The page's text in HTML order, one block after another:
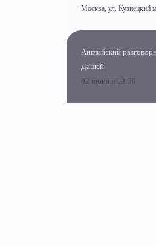
Москва, ул. Кузнецкий
Английский
Дашей
02 июня в 19:30